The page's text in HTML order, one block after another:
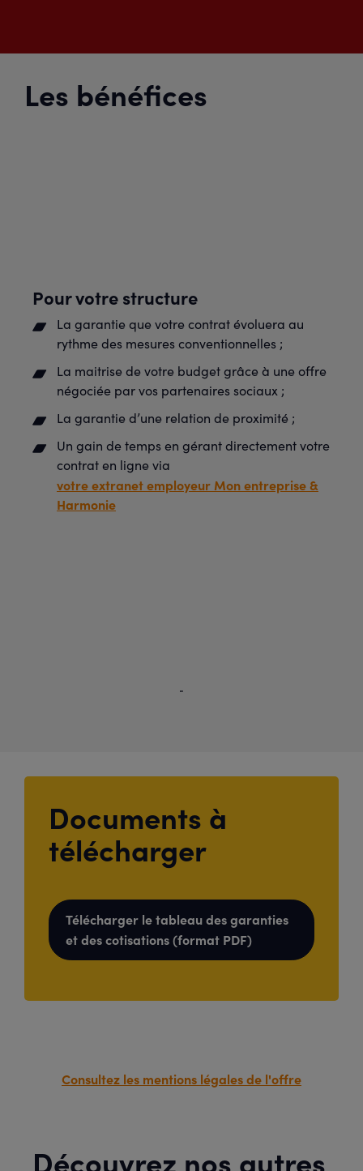
Les bénéfices
Pour votre structure
La garantie que votre contrat évoluera au
rythme des mesures conventionnelles ;
La maitrise de votre budget grâce à une offre
négociée par vos partenaires sociaux ;
La garantie d’une relation de proximité ;
Un gain de temps en gérant directement votre
contrat en ligne via
votre extranet employeur Mon entreprise &
Harmonie
Documents à
télécharger
Télécharger le tableau des garanties
et des cotisations (format PDF)
Consultez les mentions légales de l'offre
Découvrez nos autres